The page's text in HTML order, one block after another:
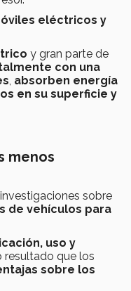
eléctricos y
y gran parte de
con una
, absorben energía
en su superficie y
menos
sobre
de vehículos para
uso y
resultado que los
sobre los